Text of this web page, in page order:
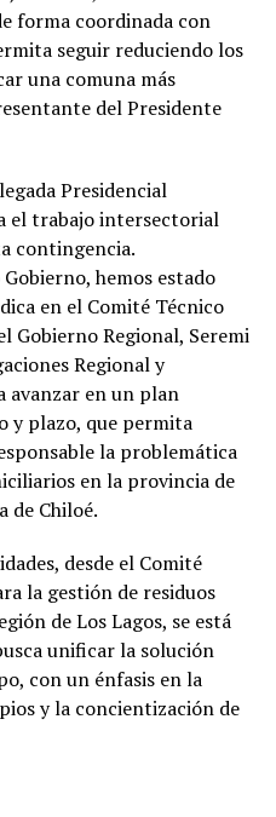
forma coordinada con
seguir reduciendo los
una comuna más
del Presidente
Presidencial
el trabajo intersectorial
contingencia.
hemos estado
en el Comité Técnico
Regional, Seremi
Regional y
avanzar en un plan
y plazo, que permita
la problemática
en la provincia de
de Chiloé.
desde el Comité
la gestión de residuos
de Los Lagos, se está
unificar la solución
con un énfasis en la
y la concientización de